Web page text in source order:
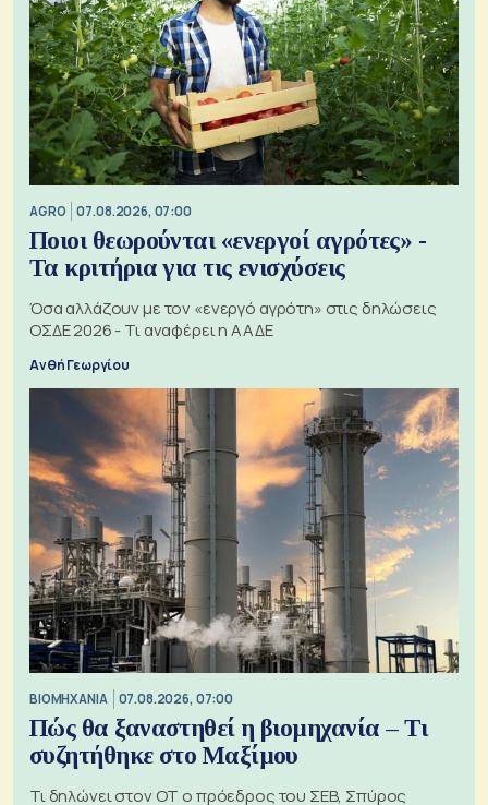
AGRO 07.08.2026, 07:00
Ποιοι θεωρούνται «ενεργοί αγρότες» -
Τα κριτήρια για τις ενισχύσεις
Όσα αλλάζουν με τον «ενεργό αγρότη» στις δηλώσεις
ΟΣΔΕ 2026 - Τι αναφέρει η ΑΑΔΕ
Ανθή Γεωργίου
ΒΙΟΜΗΧΑΝΙΑ 07.08.2026, 07:00
Πώς θα ξαναστηθεί η βιομηχανία – Τι
συζητήθηκε στο Μαξίμου
Τι δηλώνει στον ΟΤ ο πρόεδρος του ΣΕΒ, Σπύρος